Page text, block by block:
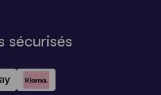
sécurisés